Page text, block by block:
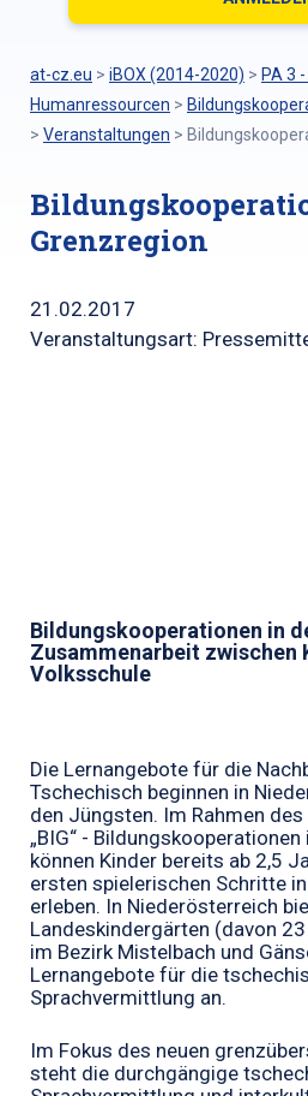
at-cz.eu > iBOX (2014-2020) > PA 3
Humanressourcen >
> Veranstaltungen >
Grenzregion
21.02.2017
Veranstaltungsart:
Bildungskooperationen in
Zusammenarbeit zwischen
Volksschule
Die Lernangebote für die
Tschechisch beginnen in
den Jüngsten. Im Rahmen
„BIG“ - Bildungskooperationen
können Kinder bereits ab 2,5
ersten spielerischen Schritte
erleben. In Niederösterreich
Landeskindergärten (davon
im Bezirk Mistelbach und
Lernangebote für die
Sprachvermittlung an.
Im Fokus des neuen
steht die durchgängige